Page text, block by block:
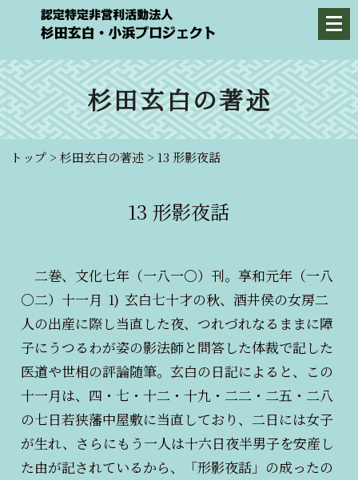
杉田玄白の著述
トップ >杉田玄白の著述 >13 形影夜話
13 形影夜話
二巻、文化七年（一八一〇）刊。享和元年（一八
○二）十一月 1) 玄白七十才の秋、酒井侯の女房二
人の出産に際し当直した夜、つれづれなるままに障
子にうつるわが姿の影法師と問答した体裁で記した
医道や世相の評論随筆。玄白の日記によると、この
十一月は、四・七・十二・十九・二二・二五・二八
の七日若狭藩中屋敷に当直しており、二日には女子
が生れ、さらにもう一人は十六日夜半男子を安産し
た由が記されているから、「形影夜話」の成ったの